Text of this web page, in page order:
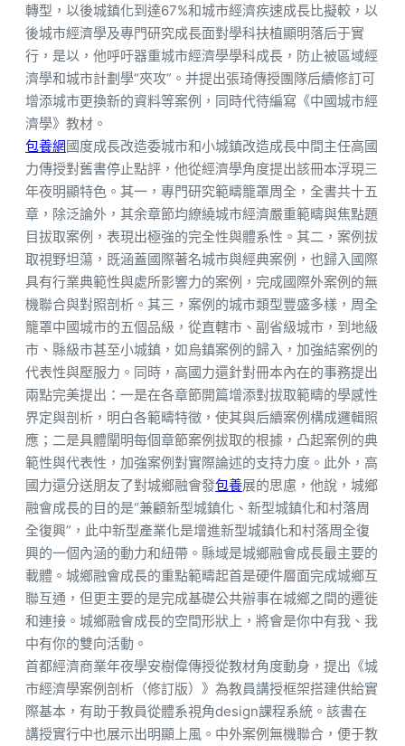
轉型，以後城鎮化到達67%和城市經濟疾速成長比擬較，以
後城市經濟學及專門研究成長面對學科扶植顯明落后于實
行，是以，他呼吁器重城市經濟學學科成長，防止被區域經
濟學和城市計劃學“夾攻”。并提出張琦傳授團隊后續修訂可
增添城市更換新的資料等案例，同時代待編寫《中國城市經
濟學》教材。
包養網國度成長改造委城市和小城鎮改造成長中間主任高國
力傳授對舊書停止點評，他從經濟學角度提出該冊本浮現三
年夜明顯特色。其一，專門研究範疇籠罩周全，全書共十五
章，除泛論外，其余章節均繚繞城市經濟嚴重範疇與焦點題
目拔取案例，表現出極強的完全性與體系性。其二，案例拔
取視野坦蕩，既涵蓋國際著名城市與經典案例，也歸入國際
具有行業典範性與處所影響力的案例，完成國際外案例的無
機聯合與對照剖析。其三，案例的城市類型豐盛多樣，周全
籠罩中國城市的五個品級，從直轄市、副省級城市，到地級
市、縣級市甚至小城鎮，如烏鎮案例的歸入，加強結案例的
代表性與壓服力。同時，高國力還針對冊本內在的事務提出
兩點完美提出：一是在各章節開篇增添對拔取範疇的學感性
界定與剖析，明白各範疇特徵，使其與后續案例構成邏輯照
應；二是具體闡明每個章節案例拔取的根據，凸起案例的典
範性與代表性，加強案例對實際論述的支持力度。此外，高
國力還分送朋友了對城鄉融會發包養展的思慮，他說，城鄉
融會成長的目的是“兼顧新型城鎮化、新型城鎮化和村落周
全復興”，此中新型產業化是增進新型城鎮化和村落周全復
興的一個內涵的動力和紐帶。縣域是城鄉融會成長最主要的
載體。城鄉融會成長的重點範疇起首是硬件層面完成城鄉互
聯互通，但更主要的是完成基礎公共辦事在城鄉之間的遷徙
和連接。城鄉融會成長的空間形狀上，將會是你中有我、我
中有你的雙向活動。
首都經濟商業年夜學安樹偉傳授從教材角度動身，提出《城
市經濟學案例剖析（修訂版）》為教員講授框架搭建供給實
際基本，有助于教員從體系視角design課程系統。該書在
講授實行中也展示出明顯上風。中外案例無機聯合，便于教